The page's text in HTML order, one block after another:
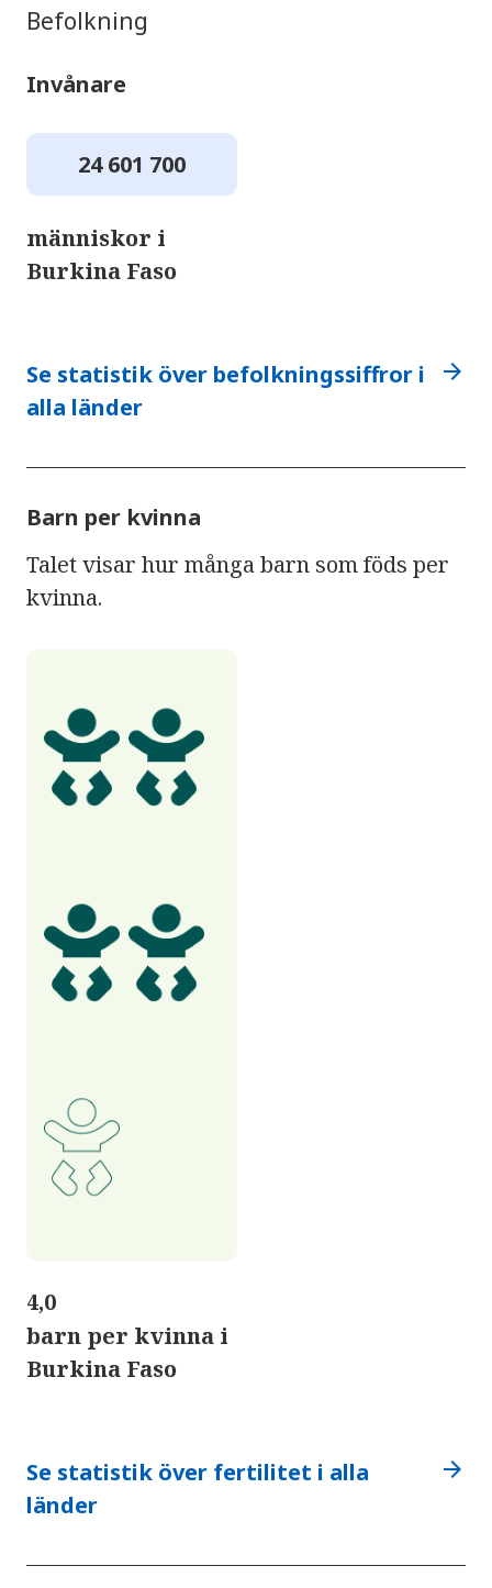
Befolkning
Invånare
24 601 700
människor i
Burkina Faso
Se statistik över befolkningssiffror i
alla länder
arrow_forward
Barn per kvinna
Talet visar hur många barn som föds per
kvinna.
4,0
barn per kvinna i
Burkina Faso
Se statistik över fertilitet i alla
länder
arrow_forward